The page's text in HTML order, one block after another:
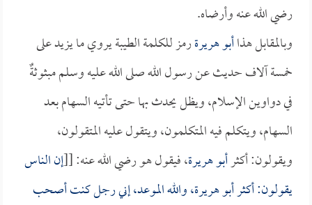
رضي الله عنه وأرضاه.
وبالمقابل هذاأبو هريرةرمز للكلمة الطيبة يروي ما يزيد على
خمسة آلاف حديث عن رسول الله صلى الله عليه وسلم مبثوثةٌ
في دواوين الإسلام، ويظل يحدث بها حتى تأتيه السهام بعد
السهام، ويتكلم فيه المتكلمون، ويتقول عليه المتقولون،
ويقولون: أكثرأبو هريرة، فيقول هو رضي الله عنه: [[إن الناس
يقولون: أكثرأبو هريرة، والله الموعد، إني رجل كنت أصحب